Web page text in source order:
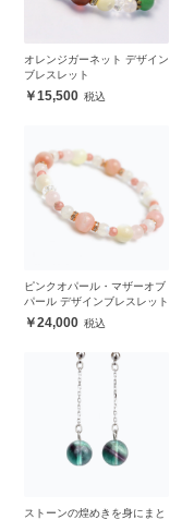
オレンジガーネット デザイン
ブレスレット
15,500
ピンクオパール・マザーオブ
パール デザインブレスレット
24,000
ストーンの煌めきを身にまと